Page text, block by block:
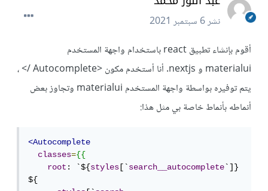
نشر6 سبتمبر 2021
أقوم بإنشاء تطبيق react باستخدام واجهة المستخدم
materialui و nextjs. أنا أستخدم مكون <Autocomplete /> ،
يتم توفيره بواسطة واجهة المستخدم materialui وتجاوز بعض
أنماطه بأنماط خاصة بي مثل هذا:
<Autocomplete
classes={{
root: `${styles [`search__autocomplete`]}
${